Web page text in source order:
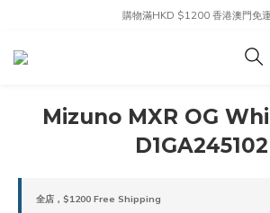
購物滿HKD $1200 香港澳門免
Mizuno MXR OG
D1GA245102
全店，$1200 Free Shipping